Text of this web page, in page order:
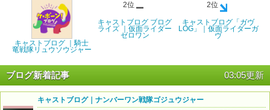
キャストブログ ｜騎士
竜戦隊リュウソウジャー
2位
キャストブログ ブログ
ライズ ｜仮面ライダー
ゼロワン
2位
キャストブログ「ガヴ
LOG」｜仮面ライダーガ
ヴ
ブログ新着記事 03:05更新
キャストブログ｜ナンバーワン戦隊ゴジュウジャー